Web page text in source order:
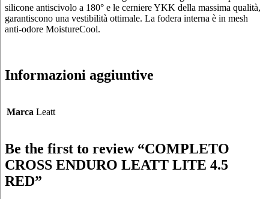
silicone antiscivolo a 180° e le cerniere YKK della massima qualità,
garantiscono una vestibilità ottimale. La fodera interna è in mesh
anti-odore MoistureCool.
Informazioni aggiuntive
Marca Leatt
Be the first to review “COMPLETO
CROSS ENDURO LEATT LITE 4.5
RED”